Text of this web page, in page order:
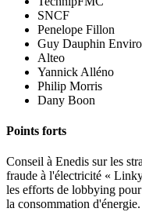
SNCF
Penelope Fillon
Guy Dauphin
Alteo
Yannick Alléno
Philip Morris
Dany Boon
Points forts
Conseil à Enedis sur les
fraude à l'électricité «
les efforts de lobbying
la consommation d'énergie.